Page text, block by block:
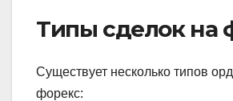
Типы сделок на
Существует несколько типов
форекс: